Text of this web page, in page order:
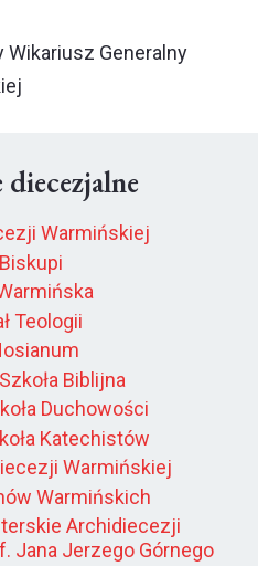
Wikariusz Generalny
Warmińskiej
Teologii
Biblijna
Duchowości
Katechistów
Warmińskiej
Warmińskich
Archidiecezji
Jana Jerzego Górnego